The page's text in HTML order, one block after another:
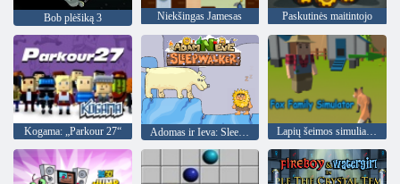
Bob plėšiką 3 Niekšingas Jamesas Paskutinės maitintojo
Kogama: „Parkour 27“ Adomas ir Ieva: Sleepwalker Lapių šeimos simuliatorius